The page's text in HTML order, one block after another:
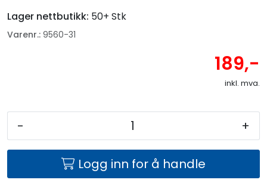
Lager nettbutikk: 50+ Stk
Varenr.: 9560-31
189,-
inkl. mva.
- +
Logg inn for å handle
Nyheter